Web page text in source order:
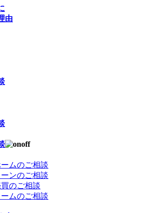
由
ムのご相談
ンのご相談
のご相談
ームのご相談